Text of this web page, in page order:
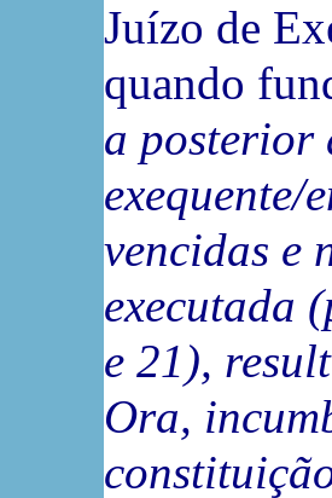
Juízo de
quando
a posterior
exequente/
vencidas e
executada
e 21),
Ora,